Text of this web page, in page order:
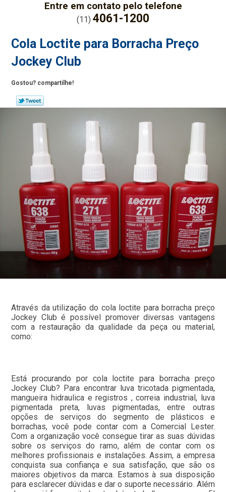
Entre em contato pelo telefone
(11) 4061-1200
Cola Loctite para Borracha Preço
Jockey Club
Gostou? compartilhe!
Através da utilização do cola loctite para borracha preço
Jockey Club é possível promover diversas vantagens
com a restauração da qualidade da peça ou material,
como:
Está procurando por cola loctite para borracha preço
Jockey Club? Para encontrar luva tricotada pigmentada,
mangueira hidraulica e registros , correia industrial, luva
pigmentada preta, luvas pigmentadas, entre outras
opções de serviços do segmento de plásticos e
borrachas, você pode contar com a Comercial Lester.
Com a organização você consegue tirar as suas dúvidas
sobre os serviços do ramo, além de contar com os
melhores profissionais e instalações. Assim, a empresa
conquista sua confiança e sua satisfação, que são os
maiores objetivos da marca. Estamos à sua disposição
para esclarecer dúvidas e dar o suporte necessário. Além